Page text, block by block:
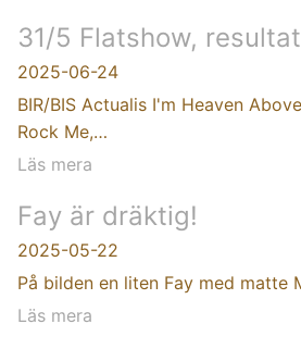
31/5 Flatshow, resultat
2025-06-24
BIR/BIS Actualis I'm Heaven
Rock Me,…
Läs mera
Fay är dräktig!
2025-05-22
På bilden en liten Fay med matte
Läs mera